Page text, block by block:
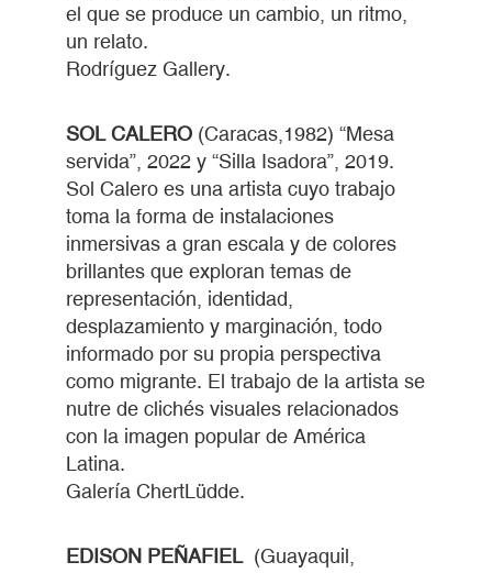
el que se produce un cambio, un ritmo,
un relato.
Rodríguez Gallery.
SOL CALERO (Caracas,1982) “Mesa
servida”, 2022 y “Silla Isadora”, 2019.
Sol Calero es una artista cuyo trabajo
toma la forma de instalaciones
inmersivas a gran escala y de colores
brillantes que exploran temas de
representación, identidad,
desplazamiento y marginación, todo
informado por su propia perspectiva
como migrante. El trabajo de la artista se
nutre de clichés visuales relacionados
con la imagen popular de América
Latina.
Galería ChertLüdde.
EDISON PEÑAFIEL(Guayaquil,